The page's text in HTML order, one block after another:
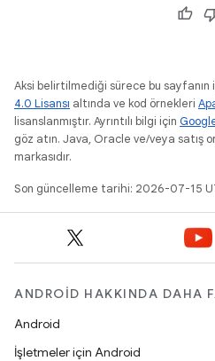
Aksi belirtilmediği sürece bu sayfanın
4.0 Lisansı altında ve kod örnekleri
lisanslanmıştır. Ayrıntılı bilgi için
göz atın. Java, Oracle ve/veya satış
markasıdır.
Son güncelleme tarihi: 2026-07-15
ANDROID HAKKINDA DAHA
Android
İşletmeler için Android